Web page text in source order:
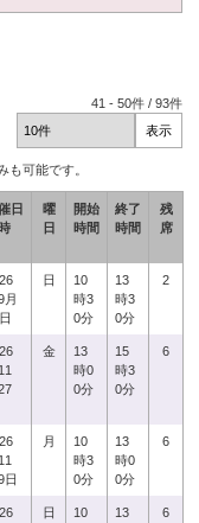
41 -50件 /93件
も可能です。
日
曜
日
開始
時間
終了
時間
残
席
月
日
10
時3
0分
13
時3
0分
2
金
13
時0
0分
15
時3
0分
6
日
月
10
時3
0分
13
時0
0分
6
日
10
13
6